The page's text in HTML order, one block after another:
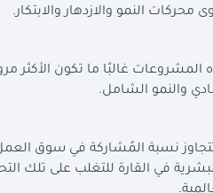
محركات النمو والازدهار والابتكار.
الدولي، فإن هذه المشروعات غالبًا ما تكون الأكثر
والنمو الشامل.
تتجاوز نسبة المُشاركة في سوق
في القارة للتغلب على تلك